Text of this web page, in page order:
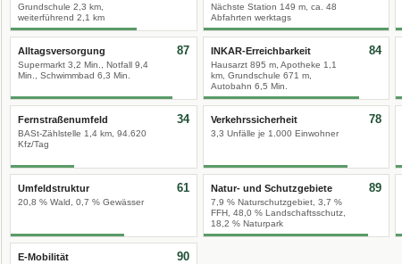
Grundschule 2,3 km,
weiterführend 2,1 km
Nächste Station 149 m, ca. 48
Abfahrten werktags
Alltagsversorgung
Supermarkt 3,2 Min., Notfall 9,4
Min., Schwimmbad 6,3 Min.
87 INKAR-Erreichbarkeit
Hausarzt 895 m, Apotheke 1,1
km, Grundschule 671 m,
Autobahn 6,5 Min.
84
Fernstraßenumfeld
BASt-Zählstelle 1,4 km, 94.620
Kfz/Tag
34 Verkehrssicherheit
3,3 Unfälle je 1.000 Einwohner
78
Umfeldstruktur
20,8 % Wald, 0,7 % Gewässer
61 Natur- und Schutzgebiete
7,9 % Naturschutzgebiet, 3,7 %
FFH, 48,0 % Landschaftsschutz,
18,2 % Naturpark
89
E-Mobilität 90